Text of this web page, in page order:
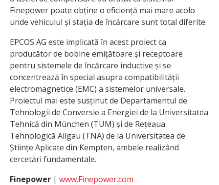
Finepower poate obține o eficiență mai mare acolo
unde vehiculul și stația de încărcare sunt total diferite.
EPCOS AG este implicată în acest proiect ca
producător de bobine emițătoare și receptoare
pentru sistemele de încărcare inductive și se
concentrează în special asupra compatibilității
electromagnetice (EMC) a sistemelor universale.
Proiectul mai este susținut de Departamentul de
Tehnologii de Conversie a Energiei de la Universitatea
Tehnică din München (TUM) și de Rețeaua
Tehnologică Allgäu (TNA) de la Universitatea de
Științe Aplicate din Kempten, ambele realizând
cercetări fundamentale.
Finepower | www.Finepower.com